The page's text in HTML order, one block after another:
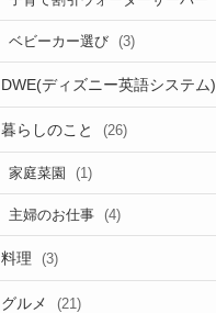
ベビーカー選び (3)
DWE(ディズニー英語システム)
暮らしのこと (26)
家庭菜園 (1)
主婦のお仕事 (4)
料理 (3)
グルメ (21)